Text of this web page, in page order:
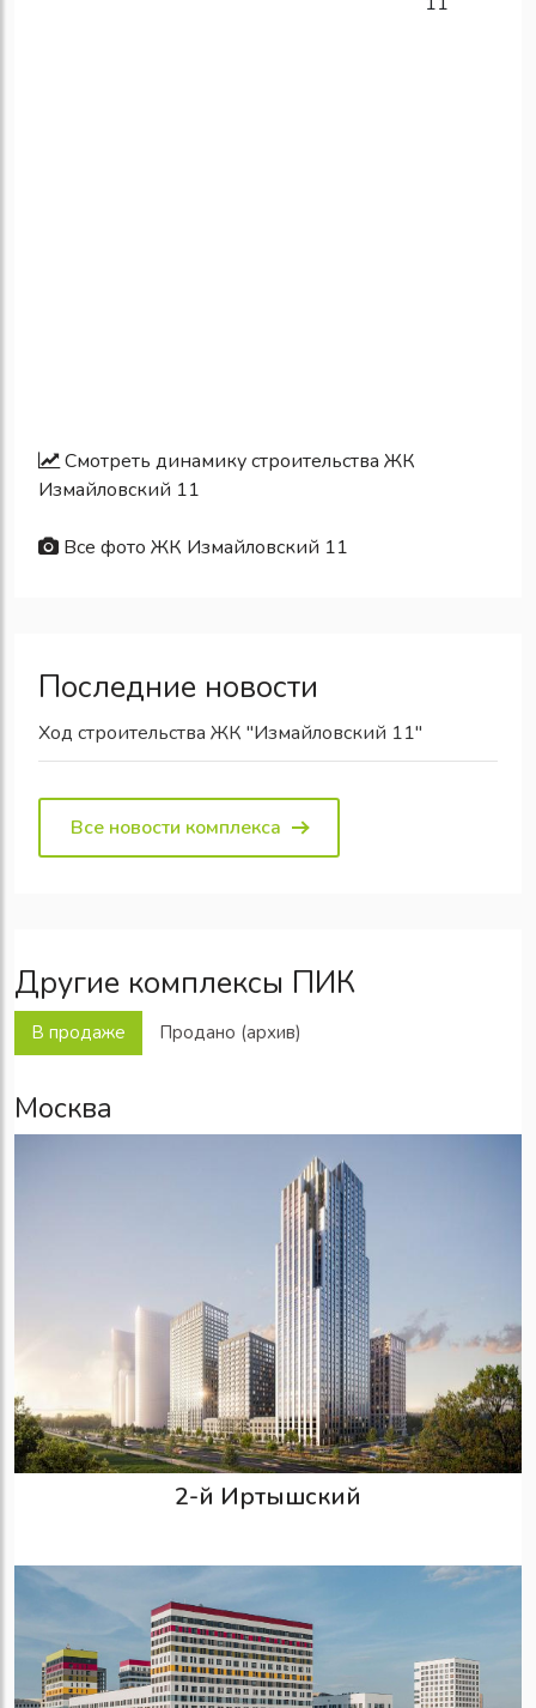
Смотреть динамику строительства ЖК
Измайловский 11
Все фото ЖК Измайловский 11
Последние новости
Ход строительства ЖК "Измайловский 11"
Все новости комплекса
Другие комплексы ПИК
В продаже Продано (архив)
Москва
2-й Иртышский